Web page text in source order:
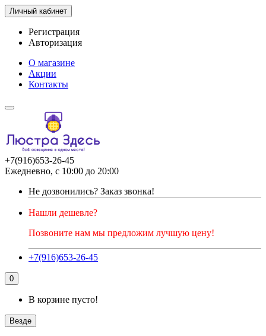
Личный кабинет
Регистрация
Авторизация
О магазине
Акции
Контакты
+7(916)653-26-45
Ежедневно, с 10:00 до 20:00
Не дозвонились? Заказ звонка!
Нашли дешевле?
Позвоните нам мы предложим лучшую цену!
+7(916)653-26-45
0
В корзине пусто!
Везде